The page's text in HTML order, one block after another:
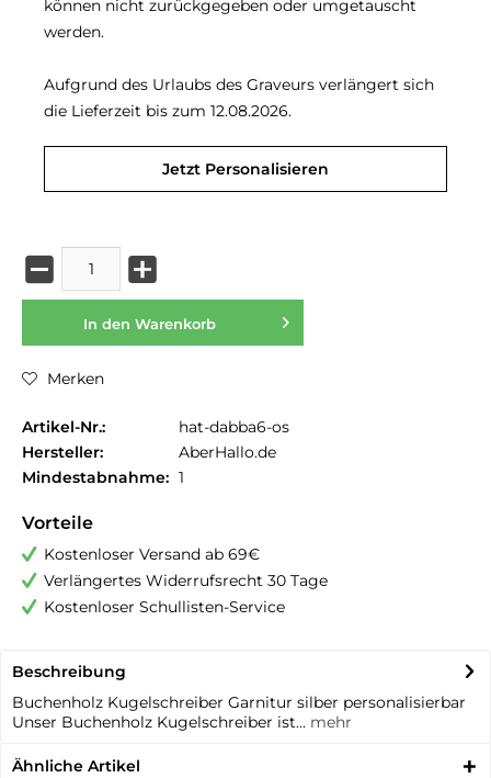
können nicht zurückgegeben oder umgetauscht
werden.
Aufgrund des Urlaubs des Graveurs verlängert sich
die Lieferzeit bis zum 12.08.2026.
Jetzt Personalisieren
In den Warenkorb
Merken
Artikel-Nr.:
hat-dabba6-os
Hersteller:
AberHallo.de
Mindestabnahme: 1
Vorteile
Kostenloser Versand ab 69€
Verlängertes Widerrufsrecht 30 Tage
Kostenloser Schullisten-Service
Beschreibung
Buchenholz Kugelschreiber Garnitur silber personalisierbar
Unser Buchenholz Kugelschreiber ist... mehr
Ähnliche Artikel